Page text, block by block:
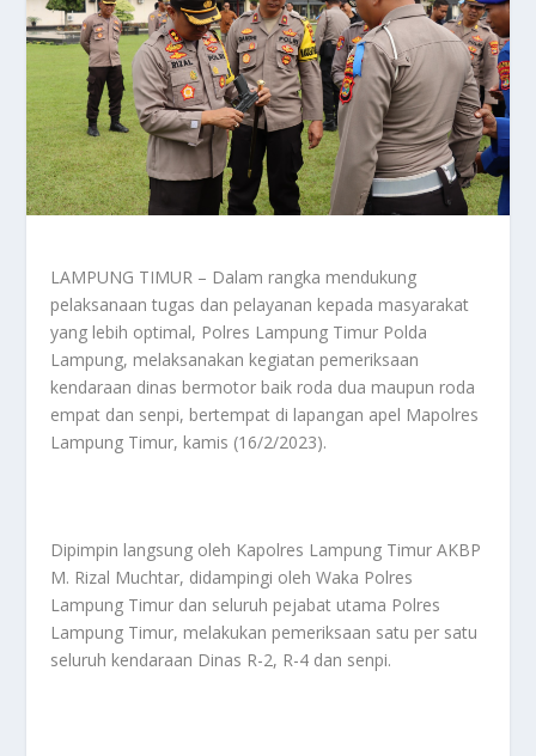
LAMPUNG TIMUR – Dalam rangka mendukung
pelaksanaan tugas dan pelayanan kepada masyarakat
yang lebih optimal, Polres Lampung Timur Polda
Lampung, melaksanakan kegiatan pemeriksaan
kendaraan dinas bermotor baik roda dua maupun roda
empat dan senpi, bertempat di lapangan apel Mapolres
Lampung Timur, kamis (16/2/2023).
Dipimpin langsung oleh Kapolres Lampung Timur AKBP
M. Rizal Muchtar, didampingi oleh Waka Polres
Lampung Timur dan seluruh pejabat utama Polres
Lampung Timur, melakukan pemeriksaan satu per satu
seluruh kendaraan Dinas R-2, R-4 dan senpi.